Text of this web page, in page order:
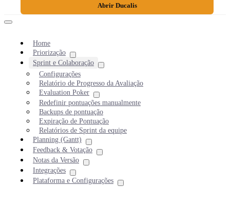
Abrir Ducalis
Home
Priorização
Sprint e Colaboração
Configurações
Relatório de Progresso da Avaliação
Evaluation Poker
Redefinir pontuações manualmente
Backups de pontuação
Expiração de Pontuação
Relatórios de Sprint da equipe
Planning (Gantt)
Feedback & Votação
Notas da Versão
Integrações
Plataforma e Configurações